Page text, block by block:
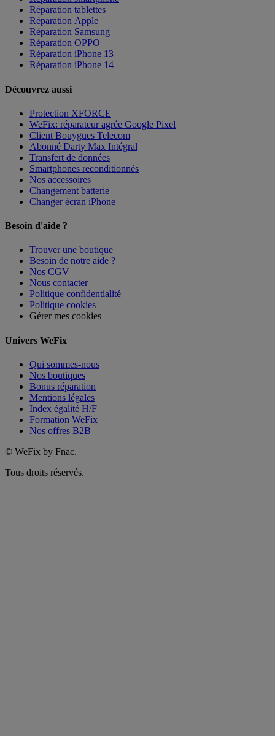
Réparation tablettes
Réparation Apple
Réparation Samsung
Réparation OPPO
Réparation iPhone 13
Réparation iPhone 14
Découvrez aussi
Protection XFORCE
WeFix: réparateur agrée Google Pixel
Client Bouygues Telecom
Abonné Darty Max Intégral
Transfert de données
Smartphones reconditionnés
Nos accessoires
Changement batterie
Changer écran iPhone
Besoin d'aide ?
Trouver une boutique
Besoin de notre aide ?
Nos CGV
Nous contacter
Politique confidentialité
Politique cookies
Gérer mes cookies
Univers WeFix
Qui sommes-nous
Nos boutiques
Bonus réparation
Mentions légales
Index égalité H/F
Formation WeFix
Nos offres B2B
© WeFix by Fnac.
Tous droits réservés.